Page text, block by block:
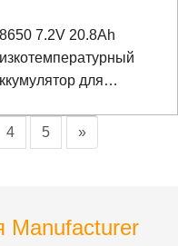
7.2V 20.8Ah
для
4 5 »
Manufacturer